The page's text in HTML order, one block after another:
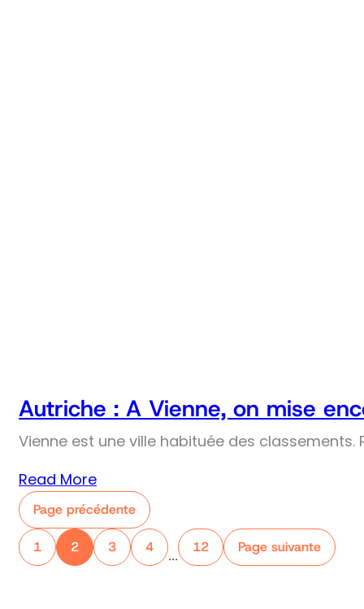
Autriche : A Vienne, on mise
Vienne est une ville habituée des
Read More
Page précédente
1 2 3 4
…
12 Page suivante